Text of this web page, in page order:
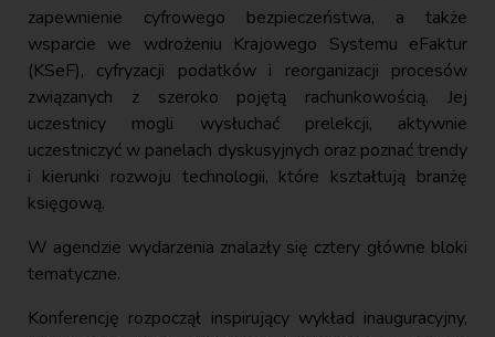
zapewnienie cyfrowego bezpieczeństwa, a także
wsparcie we wdrożeniu Krajowego Systemu eFaktur
(KSeF), cyfryzacji podatków i reorganizacji procesów
związanych z szeroko pojętą rachunkowością. Jej
uczestnicy mogli wysłuchać prelekcji, aktywnie
uczestniczyć w panelach dyskusyjnych oraz poznać trendy
i kierunki rozwoju technologii, które kształtują branżę
księgową.
W agendzie wydarzenia znalazły się cztery główne bloki
tematyczne.
Konferencję rozpoczął inspirujący wykład inauguracyjny,